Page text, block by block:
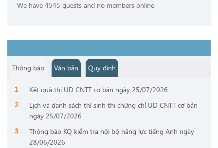
We have 4545 guests and no members online
Thông báo Văn bản Quy định
Kết quả thi UD CNTT cơ bản ngày 25/07/2026
Lịch và danh sách thí sinh thi chứng chỉ UD CNTT cơ bản
ngày 25/07/2026
Thông báo KQ kiểm tra nội bộ năng lực tiếng Anh ngày
28/06/2026